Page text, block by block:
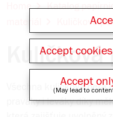
Home Katalog
Kuličková
Všechna kuličková pera
praváky i leváky díky
Accept
Accept
(May lead to